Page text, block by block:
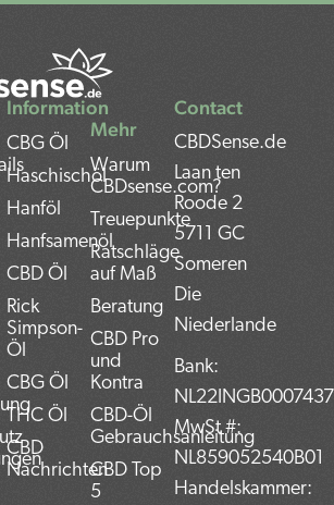
Contact
CBDSense.de
Laan ten
Roode 2
5711 GC
Someren
Die
Niederlande
Bank:
MwSt #:
NL859052540B01
Handelskammer:
Information
CBG Öl
Haschischöl
Hanföl
Hanfsamenöl
CBD Öl
Rick
Simpson-
Öl
CBG Öl
THC Öl
CBD
Nachrichten
Mehr
Warum
CBDsense.com?
Treuepunkte
Ratschläge
auf Maß
Beratung
CBD Pro
und
Kontra
CBD-Öl
Gebrauchsanleitung
CBD Top
5